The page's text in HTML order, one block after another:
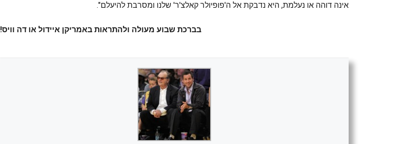
אינה דוהה או נעלמת, היא נדבקת אל ה'פופיולר קאלצ'ר' שלנו ומסרבת להיעלם".
בברכת שבוע מעולה ולהתראות באמריקן איידול או דה וויס!